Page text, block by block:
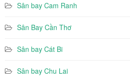
Sân bay Cam Ranh
Sân Bay Cần Thơ
Sân bay Cát Bi
Sân bay Chu Lai